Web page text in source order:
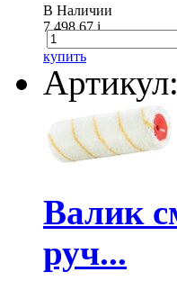
В Наличии
7 498.67i
купить
Валик
руч...